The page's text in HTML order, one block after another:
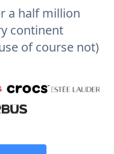
a half million
continent
of course not)